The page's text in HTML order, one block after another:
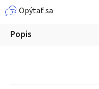
Opýtať sa
Popis